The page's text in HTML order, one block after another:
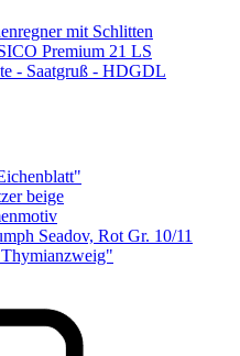
mit Schlitten
Premium 21 LS
- Saatgruß - HDGDL
beige
Seadov, Rot Gr. 10/11